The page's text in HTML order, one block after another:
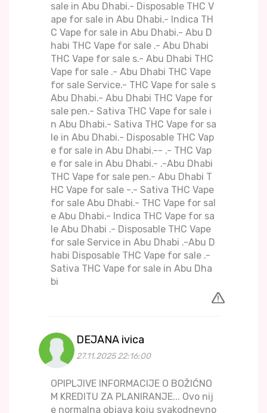
sale in Abu Dhabi.- Disposable THC V
ape for sale in Abu Dhabi.- Indica TH
C Vape for sale in Abu Dhabi.- Abu D
habi THC Vape for sale .- Abu Dhabi
THC Vape for sale s.- Abu Dhabi THC
Vape for sale .- Abu Dhabi THC Vape
for sale Service.- THC Vape for sale s
Abu Dhabi.- Abu Dhabi THC Vape for
sale pen.- Sativa THC Vape for sale i
n Abu Dhabi.- Sativa THC Vape for sa
le in Abu Dhabi.- Disposable THC Vap
e for sale in Abu Dhabi.-- .- THC Vap
e for sale in Abu Dhabi.- .-Abu Dhabi
THC Vape for sale pen.- Abu Dhabi T
HC Vape for sale -.- Sativa THC Vape
for sale Abu Dhabi.- THC Vape for sal
e Abu Dhabi.- Indica THC Vape for sa
le Abu Dhabi .- Disposable THC Vape
for sale Service in Abu Dhabi .-Abu D
habi Disposable THC Vape for sale .-
Sativa THC Vape for sale in Abu Dha
bi
DEJANA ivica
27.11.2025 22:16:00
OPIPLJIVE INFORMACIJE O BOŽIĆNO
M KREDITU ZA PLANIRANJE... Ovo nij
e normalna objava koju svakodnevno